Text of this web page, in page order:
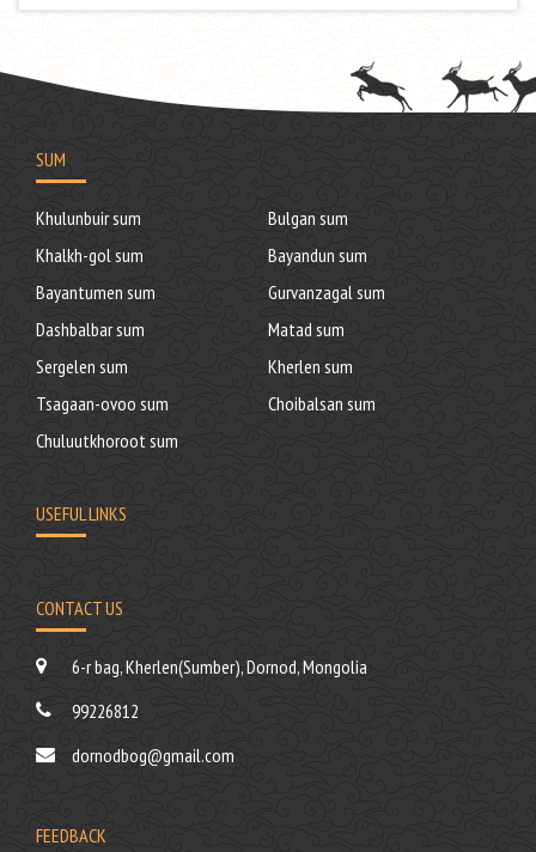
SUM
Khulunbuir sum
Bulgan sum
Khalkh-gol sum
Bayandun sum
Bayantumen sum
Gurvanzagal sum
Dashbalbar sum
Matad sum
Sergelen sum
Kherlen sum
Tsagaan-ovoo sum
Choibalsan sum
Chuluutkhoroot sum
USEFUL LINKS
CONTACT US
6-r bag, Kherlen(Sumber), Dornod, Mongolia
99226812
dornodbog@gmail.com
FEEDBACK